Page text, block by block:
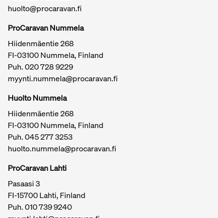
vaihtoehdon niille, jotka eivät halua stressata suurten vaunujen
Pienen asuntovaunun ominaisuudet
Vaikka pieni asuntovaunu on kooltaan kompakti, se ei tarkoita, että
se olisi vaatimaton ominaisuuksiltaan. Modernit pienet asuntovaunut
on suunniteltu hyödyntämään jokainen neliömetri fiksusti, tarjoten
mutta toimivat keittiöt ja säilytystilat, jotka hyödyntävät tilan
tehokkaasti. Ja usein myös pieni kylpyhuone suihkulla ja WC-
istuimella.
ostettaessa?
Tärkeitä linkkejä / sivukartta
huolto@procaravan.fi
ProCaravan Nummela
Hiidenmäentie 268
FI-03100 Nummela, Finland
Puh.020 728 9229
myynti.nummela@procaravan.fi
Huolto Nummela
Hiidenmäentie 268
FI-03100 Nummela, Finland
Puh. 045 277 3253
huolto.nummela@procaravan.fi
ProCaravan Lahti
Pasaasi 3
FI-15700 Lahti, Finland
Puh.010 739 9240